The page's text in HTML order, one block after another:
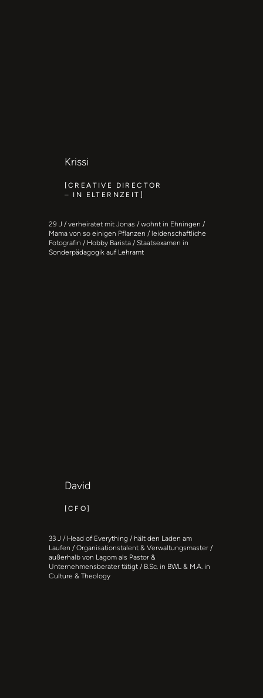
Krissi
[CREATIVE DIRECTOR
– IN ELTERNZEIT]
29 J / verheiratet mit Jonas / wohnt in Ehningen /
Mama von so einigen Pflanzen / leidenschaftliche
Fotografin / Hobby Barista / Staatsexamen in
Sonderpädagogik auf Lehramt
David
[CFO]
33 J / Head of Everything / hält den Laden am
Laufen / Organisationstalent & Verwaltungsmaster /
außerhalb von Lagom als Pastor &
Unternehmensberater tätigt / B.Sc. in BWL & M.A. in
Culture & Theology